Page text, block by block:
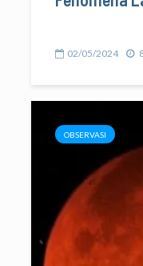
02/05/2024
OBSERVASI